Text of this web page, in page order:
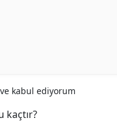
kabul ediyorum
kaçtır?